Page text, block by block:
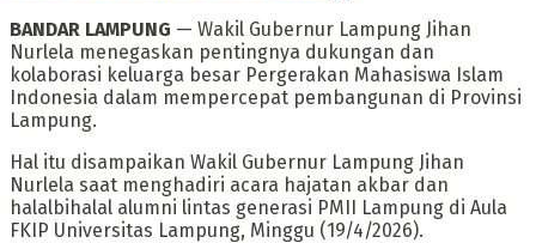
BANDAR LAMPUNG — Wakil Gubernur Lampung Jihan
Nurlela menegaskan pentingnya dukungan dan
kolaborasi keluarga besar Pergerakan Mahasiswa Islam
Indonesia dalam mempercepat pembangunan di Provinsi
Lampung.
Hal itu disampaikan Wakil Gubernur Lampung Jihan
Nurlela saat menghadiri acara hajatan akbar dan
halalbihalal alumni lintas generasi PMII Lampung di Aula
FKIP Universitas Lampung, Minggu (19/4/2026).